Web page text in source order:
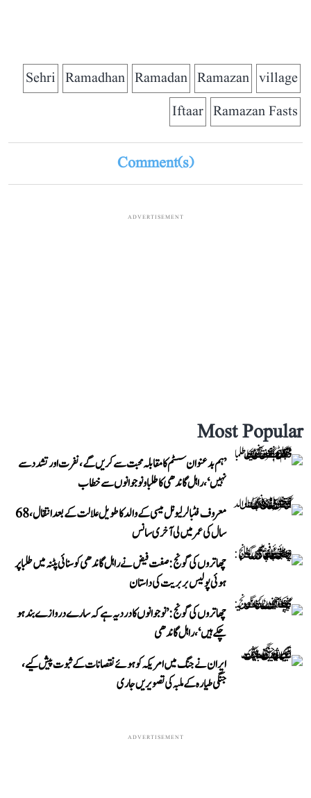
village
Ramazan
Ramadan
Ramadhan
Sehri
Ramazan Fasts
Iftaar
Comment(s)
ADVERTISEMENT
Most Popular
’ہم بدعنوان سسٹم کا مقابلہ محبت سے کریں گے، نفرت اور تشدد سے
نہیں‘، راہل گاندھی کا طلبا و نوجوانوں سے خطاب
معروف فٹبالر لیونل میسی کے والد کا طویل علالت کے بعد انتقال، 68
سال کی عمر میں لی آخری سانس
چھاتروں کی گونج: صفت فیض نے راہل گاندھی کو سنائی پٹنہ میں طلبا پر
ہوئی پولیس بربریت کی داستان
چھاتروں کی گونج: ’نوجوانوں کا درد یہ ہے کہ سارے دروازے بند ہو
چکے ہیں‘، راہل گاندھی
ایران نے جنگ میں امریکہ کو ہوئے نقصانات کے ثبوت پیش کیے،
جنگی طیارہ کے ملبہ کی تصویریں جاری
ADVERTISEMENT